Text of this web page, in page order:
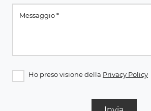
Ho preso visione della Privacy Policy